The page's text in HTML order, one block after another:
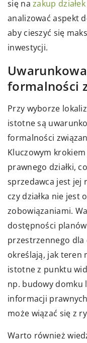
się nazakup
analizować aspekt
aby cieszyć się
inwestycji.
formalności
Przy wyborze
istotne są
formalności
Kluczowym
prawnego działki,
sprzedawca jest jej
czy działka nie jest
zobowiązaniami.
dostępności
przestrzennego dla
określają, jak teren
istotne z punktu
np. budowy domku
informacji
może wiązać się z
Warto również